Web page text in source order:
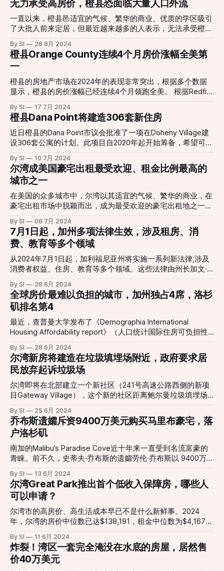
Federal Reserve slashed rates by an unexpected 50 basis
points today. Here’s how that could impact mortgages.
旨在修改"加州梦想计划"(California Dream for All)，使其包括
非法移民。根据这项计划： * 符合条件的申请人可获得20%的
首付或最高15万美元的购房补贴 * 这是一种共享增值贷款，购
与加州住房金融局提供的30年固定利率第一抵押贷款配套使用
支持者观点 法案的支持者认为，这项措施旨在促进公平和解
决住房危机： * 法案作者Joaquin Arambula议员表示："住房
所有权的社会和经济效益应该不分移民身份地向所有人开
放。" * 支持者强调，该法案旨在让所有在加州纳税的人都有
资格获得这种援助 反对者观点 然而，这项法案也引发了强烈
的反对声音： * 共和党参议员认为："每一美元给予非法移
无力承受高房价，橙县恐面临大量人口外流
一直以来，橙县邑适宜的气候、繁华的商业、优质的学区吸引
了大批人前来定居，但最近越来越多的人表示，无法承受橙县
意调查，绝大部分的人都对自己是否有经济能力留在橙县表示
怀疑。51%的人为“潜在离开者”，即过去四年内，曾认真考虑
过搬离橙县，其中78%的人承认生活成本是最重要的考虑因
素。 如果大量人口流失，橙县恐将面临财务上的担忧，不过
橙县目前依旧是全加州最受欢迎的居住地之一，平均房价高达
橙县有超过50处房产销售金额超过1000万美元，相比美国其
他地区豪宅销售量的暴降，橙县的豪宅可谓相当受欢迎。
https://www.sfgate.com/la/article/orange-county-exodus-
housing-boom-19717302.php
By SI 26 8月 2024
橙县Orange County连续4个月房价涨幅全美第
一
橙县的房地产市场在2024年的表现非常突出，根据多个数据
显示，橙县的房价涨幅已经连续4个月领跑全美。 根据Redfin
价已达120万美元，独栋房屋的中位数售价高达140万美元，
比2023年同期增长了12%。 2024年接下来的时间会发生什
么？ 很多专家表示，橙县的房产未来发展颇为复杂，很难断
言一定会涨或者跌，但接下来有几个关键点需要考虑： 💰 抵
能下降，这可能会导致更多的买家涌入。 💰 库存 目前橙县待
售房屋库存仍然低于疫情前，如果新房源没有大幅增加的话，
有可能会导致竞争进一步激烈，从而推高房价。 Orange
County has No. 1 home-price gain in US for 4 consecutive
monthsOrange County’s overall home values were up 10.2%
in
By SI 17 7月 2024
橙县Dana Point将建造306套新住房
近日橙县的Dana Point市议会批准了一项在Doheny Village建
设306套公寓的计划。此项目自2020年起开始筹备，希望可以
Michael Villar因未能确保使用工会工人而投了反对票，项目仍
以3-1通过。 开发项目将把目前作为校车停车场的用地改造成
一片现代化的住宅区，并为当地学校和社区带来约4000万美
元的收益。 此外，开发商承诺提供46套可负担住房，以满足
不同收入阶层的需求。例如5%可以提供给基地收入租户、5%
室、二居室和三居室公寓，距离海滩不到一英里，但预计不会
享受到海岸线景观。 对于这个项目，部分居民认为可以改善
社区环境，也有部分人认为将会破坏小镇原本的样貌。 306-
Near Capistrano BeachThe development is slated to include
46 affordable units and replace
By SI 10 7月 2024
尔湾成美国豪宅出租最受欢迎、租金比例最高的
城市之一
在美国的众多城市中，尔湾以其适宜的气候、繁华的商业，在
豪宅出租市场中脱颖而出，成为最受欢迎的豪宅出租地之一。
家都选择尔湾呢？ ❤️ 卓越的生活品质 尔湾以其安全、整洁和
高质量的生活环境著称。这里有着全美顶尖的学校、丰富的购
物和餐饮选择，以及便捷的交通网络，使得生活在尔湾既舒适
又便利。 ❤️ 强大的经济基础 作为南加州的重要商业中心，尔
湾吸引了大量的科技和创新企业。这些企业不仅为当地居民提
供了丰厚的就业机会，也吸引了众多希望在工作和生活之间找
到完美平衡的高收入人群。 ❤️ 优美的自然环境 尔湾拥有大量
的公园和开放空间，绿树成荫的街道和众多的户外活动场所，
使得这里成为那些热爱自然和户外运动人士的理想居住地。
年中经历了显著的增长。尤其是在2023年，尔湾的高端住宅
需求显著上升，租金也随之上涨。随着更多高收入家庭和专业
人士的涌入，尔湾的奢华住宅市场前景将更加广阔。 尔湾目
前拥有大量的高端租赁住宅，其占整体租赁市场的比例不断攀
升。这些住宅通常配备现代化的设施，如智能
By SI 06 7月 2024
7月1日起，加州多项法律生效，涉及租房、消
费、教育等多个领域
从2024年7月1日起，加利福尼亚州将实施一系列新法律,涉及
消费者权益、住房、教育等多个领域。这些法律由州长加文·
州居民的日常生活产生重大影响。以下是几项重要的新法案及
其主要内容: 1. 隐藏费用(参议院法案478号和众议院法案537
号): 要求商家在广告价格中包含所有强制性收费，适用于音乐
会门票和短期住宿等多种商品和服务。 2. 枪支税(众议院法案
28号): 对所有枪支和弹药征收11%的州税，预计每年可为学校
安全和暴力预防项目筹集1.6亿美元。 3. 租房押金(众议院法案
12号): 大多数情况下，房东要求的押金不得超过一个月租金。
4. 短期租赁(众议院法案537号): 要求 Airbnb 和 Vrbo上的酒
店、汽车旅馆和短期租赁在其广告价格中披露租赁总价，包括
规定，不披露租赁真实成本的，将被处以 10,000 美元的罚
款。 5. 酒吧药物检测(众议院法案1013号): 持有"
By SI 28 6月 2024
全球房价最难以负担的城市，加州独占4席，洛杉
矶排名第4
最近，查普曼大学发布了《Demographia International
Housing Affordability report》（人口统计国际住房可负担性
数）对全球的大城市进行了评分，分数越高表示越难以负担。
其中美国五个城市入围，加州独占4席。 🏠 全球房价最难以
负担的城市： 排名 城市 中位房价/中位收入 的倍数 NO.1 香港
16.7 NO.2 悉尼 12.3 NO.3 加州圣何塞 11.9 NO.4 加州洛杉矶
10.9 NO.5 夏威夷檀香山 10.5 NO.6 墨尔本 9.8
By SI 28 6月 2024
尔湾新房将建造在垃圾填埋场附近，政府要求居
民放弃起诉垃圾场
尔湾即将在北部建立一个新社区（241号高速公路西侧的新项
目Gateway Village），这个新的社区距离鲍尔曼垃圾填埋场
了一项新的规定，从2024年夏季开始，凡是购买了填埋场附
近房屋的居民都需要签署一份法律协议，放弃因填埋场带来的
健康和环境问题对市政府提起诉讼的权利。市政府表示，这一
措施目的是减少法律纠纷，保护市政府资源。然而这一决定在
社区中引发了不小的争议。 部分居民表示强烈反对，认为这
一措施剥夺了他们维护自身健康和权益的基本权利。“作为未
来的居民，我们有权利对可能影响我们健康的因素提出质疑和
诉讼，”一位匿名的社区成员表示。“要求我们放弃这一权利是
不公平的，我们需要更多的透明度和保障。” Bowerman
尔法垃圾填埋场Olinda Alpha Landfill的垃圾（该垃圾场将最晚
于2026年关闭），每天有500多辆垃圾车开来开去。政府表
示，正在考虑开设一个新的出口匝道，让垃圾车直接进入垃圾
场，避开居民行驶路段。 Irvine A
By SI 25 6月 2024
乔布斯遗孀斥资9400万美元购买马里布豪宅，落
户洛杉矶
南加的Malibu’s Paradise Cove近十年来一直受到名流富豪的
青睐。前不久，史蒂夫·乔布斯的遗孀劳伦·乔布斯以 9400万美
今年迄今为止最贵的房屋销售。 地图显示，她收购的这处房
产建于20世纪50年代，L形房屋，占地约4英亩。拥有4间卧室
和4间浴室，穿过门前的草坪就能直接俯瞰悬崖和海滩，风景
非常优美。 Malibu’s Paradise Cove是南加洲最昂贵的海岸线
之一，WhatsApp联合创始人Jan Koum（ 8,700 万美
元）、 Jay-Z和碧昂斯（ 2 亿美元）、风险投资家Marc
Andreessen（1.77 亿美元）等都曾一掷千金买下这里的房
产。 Laurene Powell Jobs, widow of Steve Jobs, buys
Malibu estate for $94 millionLaurene Powell
By SI 13 6月 2024
尔湾Great Park推出首个低收入保障房，哪些人
可以申请？
尔湾市的高房价、高生活成本早已不是什么新鲜事。2024
年，尔湾的房价中位数已达$138,191，租金中位数为$4,167，
于是尔湾政府决定建造一系列低收入保障房以解决这一问题。
近日，尔湾大公园地区的第一个面向低收入家庭的经济适用住
房社区已开放，预计提供166套经济适用公寓(居住面积约
By SI 11 6月 2024
炸裂！湾区一套完全淹没在水底的房屋，居然售
价40万美元